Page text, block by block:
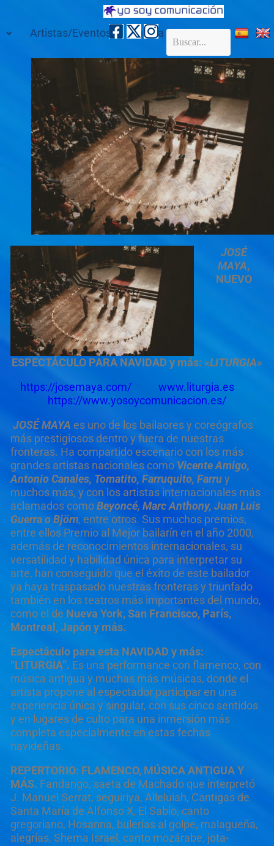
Artistas/Eventos Galería Contacto
JOSÉ
MAYA,
NUEVO
ESPECTÁCULO PARA NAVIDAD y más: «LITURGIA»
https://josemaya.com/
www.liturgia.es
https://www.yosoycomunicacion.es/
JOSÉ MAYA es uno de los bailaores y coreógrafos
más prestigiosos dentro y fuera de nuestras
fronteras. Ha compartido escenario con los más
grandes artistas nacionales como Vicente Amigo,
Antonio Canales, Tomatito, Farruquito, Farruy
muchos más, y con los artistas internacionales más
aclamados comoBeyoncé, Marc Anthony, Juan Luis
Guerra o Björn, entre otros. Sus muchos premios,
entre ellos Premio al Mejor bailarín en el año 2000,
además de reconocimientos internacionales, su
versatilidad y habilidad única para interpretar su
arte, han conseguido que el éxito de este bailador
ya haya traspasado nuestras fronteras y triunfado
también en los teatros más importantes del mundo,
como el de Nueva York, San Francisco, París,
Montreal, Japón y más.
Espectáculo para esta NAVIDAD y más:
“LITURGIA”. Es una performance con flamenco, con
música antigua y muchas más músicas, donde el
artista propone al espectador participar en una
experiencia única y singular, con sus cinco sentidos
y en lugares de culto para una inmersión más
completa especialmente en estas fechas
navideñas.
REPERTORIO: FLAMENCO, MÚSICA ANTIGUA Y
MÁS. Fandango, saeta de Machado que interpretó
J. Manuel Serrat, seguiriya, Alleluiah, Cantigas de
Santa María de Alfonso X, El Sabio, canto
gregoriano, Hosanna, bulerías al golpe, malagueña,
alegrías, Shema Israel, canto mozárabe, jota-